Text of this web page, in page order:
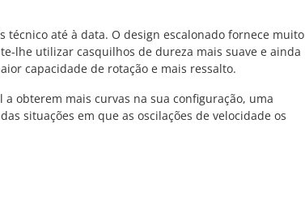
até à data. O design escalonado fornece muito
lhe utilizar casquilhos de dureza mais suave e ainda
capacidade de rotação e mais ressalto.
obterem mais curvas na sua configuração, uma
situações em que as oscilações de velocidade os